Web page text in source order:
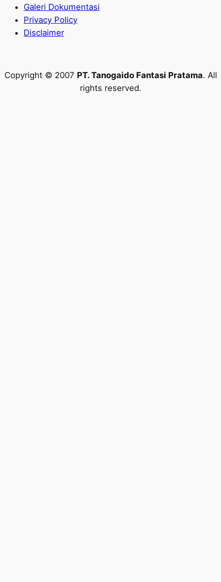
Galeri Dokumentasi
Privacy Policy
Disclaimer
Copyright © 2007 PT. Tanogaido Fantasi Pratama. All
rights reserved.